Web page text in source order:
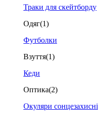
Траки для скейтборду
Одяг(1)
Футболки
Взуття(1)
Кеди
Оптика(2)
Окуляри сонцезахисні